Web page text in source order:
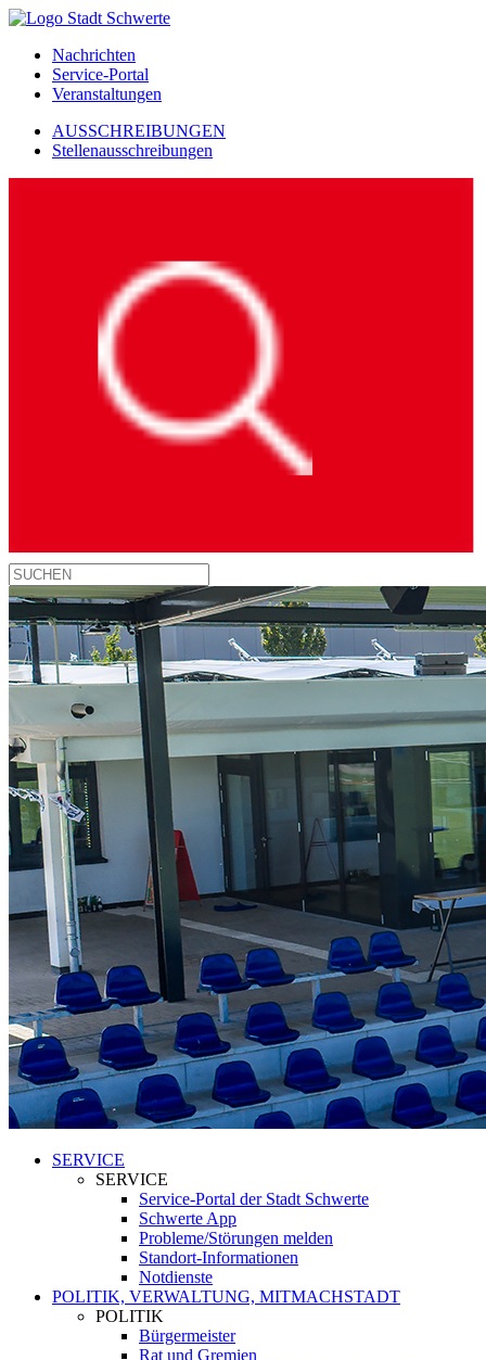
Nachrichten
Service-Portal
Veranstaltungen
AUSSCHREIBUNGEN
Stellenausschreibungen
SERVICE
SERVICE
Service-Portal der Stadt Schwerte
Schwerte App
Probleme/Störungen melden
Standort-Informationen
Notdienste
POLITIK, VERWALTUNG, MITMACHSTADT
POLITIK
Bürgermeister
Rat und Gremien